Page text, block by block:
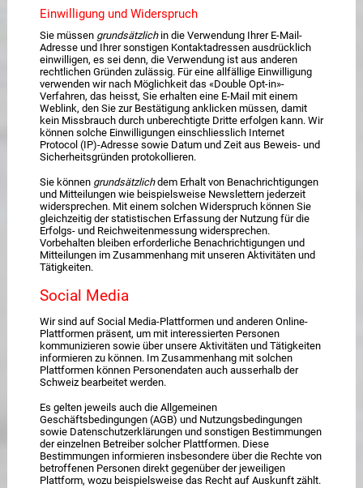
Einwilligung und Widerspruch
Sie müssen grundsätzlichin die Verwendung Ihrer E-Mail-
Adresse und Ihrer sonstigen Kontaktadressen ausdrücklich
einwilligen, es sei denn, die Verwendung ist aus anderen
rechtlichen Gründen zulässig. Für eine allfällige Einwilligung
verwenden wir nach Möglichkeit das «Double Opt-in»-
Verfahren, das heisst, Sie erhalten eine E-Mail mit einem
Weblink, den Sie zur Bestätigung anklicken müssen, damit
kein Missbrauch durch unberechtigte Dritte erfolgen kann. Wir
können solche Einwilligungen einschliesslich Internet
Protocol (IP)-Adresse sowie Datum und Zeit aus Beweis- und
Sicherheitsgründen protokollieren.
Sie können grundsätzlichdem Erhalt von Benachrichtigungen
und Mitteilungen wie beispielsweise Newslettern jederzeit
widersprechen. Mit einem solchen Widerspruch können Sie
gleichzeitig der statistischen Erfassung der Nutzung für die
Erfolgs- und Reichweitenmessung widersprechen.
Vorbehalten bleiben erforderliche Benachrichtigungen und
Mitteilungen im Zusammenhang mit unseren Aktivitäten und
Tätigkeiten.
Social Media
Wir sind auf Social Media-Plattformen und anderen Online-
Plattformen präsent, um mit interessierten Personen
kommunizieren sowie über unsere Aktivitäten und Tätigkeiten
informieren zu können. Im Zusammenhang mit solchen
Plattformen können Personendaten auch ausserhalb der
Schweiz bearbeitet werden.
Es gelten jeweils auch die Allgemeinen
Geschäftsbedingungen (AGB) und Nutzungsbedingungen
sowie Datenschutzerklärungen und sonstigen Bestimmungen
der einzelnen Betreiber solcher Plattformen. Diese
Bestimmungen informieren insbesondere über die Rechte von
betroffenen Personen direkt gegenüber der jeweiligen
Plattform, wozu beispielsweise das Recht auf Auskunft zählt.